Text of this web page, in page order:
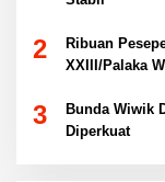
2
Ribuan
XXIII/Palaka
3
Bunda Wiwik
Diperkuat